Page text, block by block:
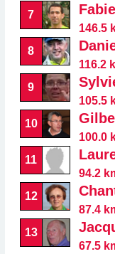
7
146.5
8
116.2
9
105.5
10
100.0
11
94.2
12
87.4
13
67.5